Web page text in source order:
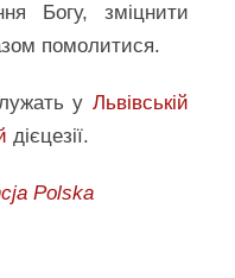
Богу, зміцнити
помолитися.
у Львівській
дієцезії.
Polska